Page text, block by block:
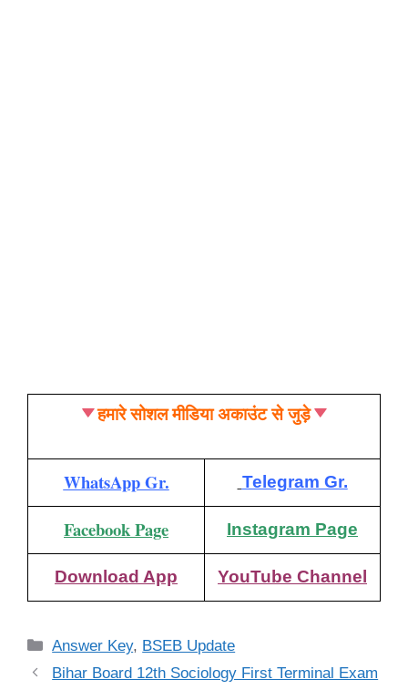
हमारे सोशल मीडिया अकाउंट से जुड़े
WhatsApp Gr. Telegram Gr.
Facebook Page Instagram Page
Download App YouTube Channel
Categories
Answer Key, BSEB Update
Bihar Board 12th Sociology First Terminal Exam